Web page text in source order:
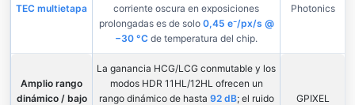
TEC multietapa
corriente oscura en exposiciones
prolongadas es de solo 0,45 e⁻/px/s @
−30 °C de temperatura del chip.
Photonics
Amplio rango
dinámico / bajo
La ganancia HCG/LCG conmutable y los
modos HDR 11HL/12HL ofrecen un
rango dinámico de hasta 92 dB; el ruido
GPIXEL